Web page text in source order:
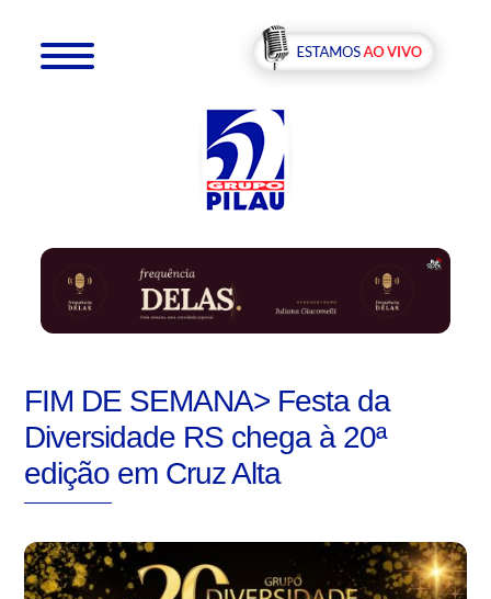
FIM DE SEMANA> Festa da
Diversidade RS chega à 20ª
edição em Cruz Alta